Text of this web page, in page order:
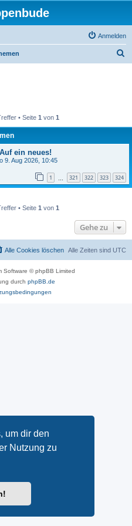
um dir den
Nutzung zu
Anmelden
• Seite 1 von 1
ein neues!
9. Aug 2026, 10:45
1 321 322 323 324
• Seite 1 von 1
Gehe zu
Alle Zeiten sind UTC
Alle Cookies löschen
Software © phpBB Limited
durch phpBB.de